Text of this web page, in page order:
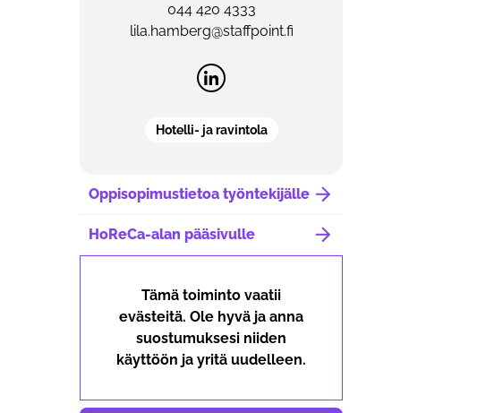
044 420 4333
lila.hamberg@staffpoint.fi
Hotelli- ja ravintola
Oppisopimustietoa työntekijälle
HoReCa-alan pääsivulle
Tämä toiminto vaatii
evästeitä. Ole hyvä ja anna
suostumuksesi niiden
käyttöön ja yritä uudelleen.